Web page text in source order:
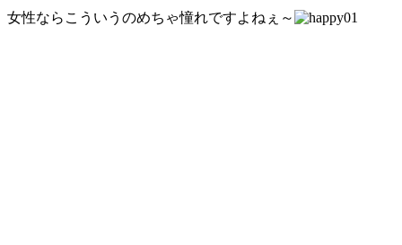
女性ならこういうのめちゃ憧れですよねぇ～